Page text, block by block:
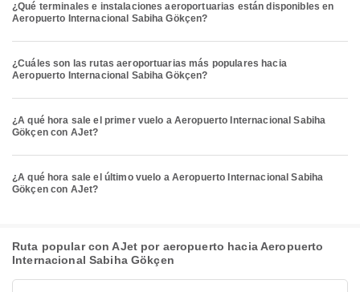
¿Qué terminales e instalaciones aeroportuarias están disponibles en
Aeropuerto Internacional Sabiha Gökçen?
¿Cuáles son las rutas aeroportuarias más populares hacia
Aeropuerto Internacional Sabiha Gökçen?
¿A qué hora sale el primer vuelo a Aeropuerto Internacional Sabiha
Gökçen con AJet?
¿A qué hora sale el último vuelo a Aeropuerto Internacional Sabiha
Gökçen con AJet?
Ruta popular con AJet por aeropuerto hacia Aeropuerto
Internacional Sabiha Gökçen